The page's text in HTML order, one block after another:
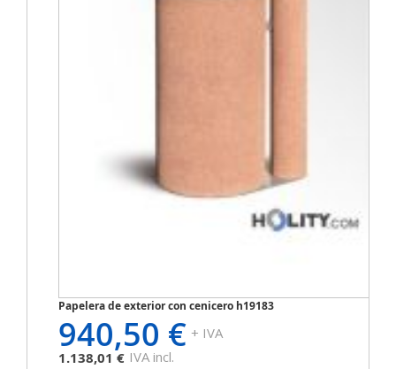
Papelera de exterior con cenicero h19183
940,50 € + IVA
1.138,01 € IVA incl.